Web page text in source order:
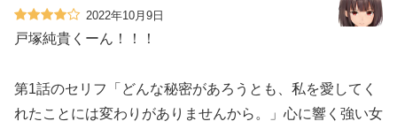
2022年10月9日
戸塚純貴くーん！！！
第1話のセリフ「どんな秘密があろうとも、私を愛してく
れたことには変わりがありませんから。」心に響く強い女